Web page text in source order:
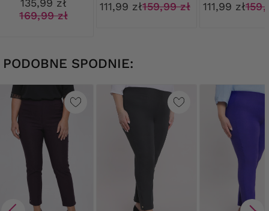
169,99 zł
111,99 zł159,99 zł 111,99 zł
PODOBNE SPODNIE: